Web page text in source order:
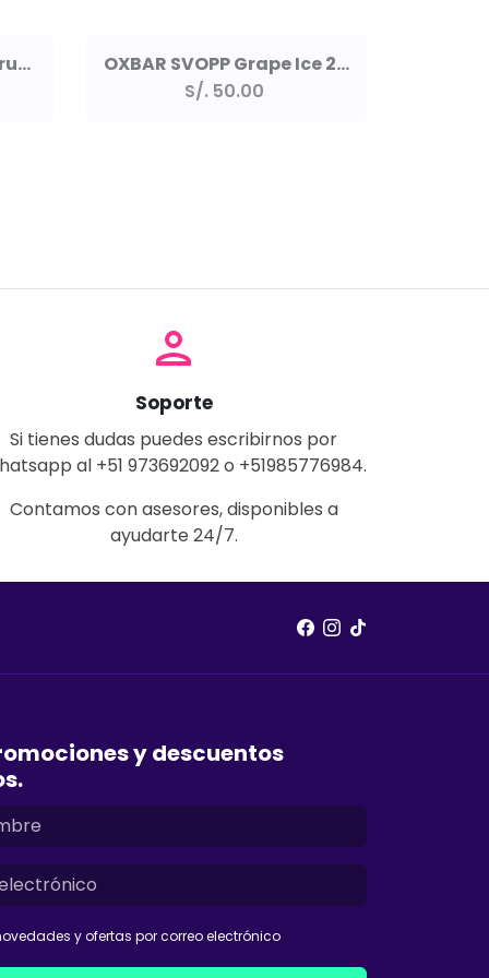
OXBAR SVOPP Dragonfruit Lemon 25k
OXBAR SVOPP Grape Ice 25k
S/. 50.00
person
Soporte
Si tienes dudas puedes escribirnos por
al +51 973692092 o +51985776984.
Contamos con asesores, disponibles a
ayudarte 24/7.
y descuentos
y ofertas por correo electrónico